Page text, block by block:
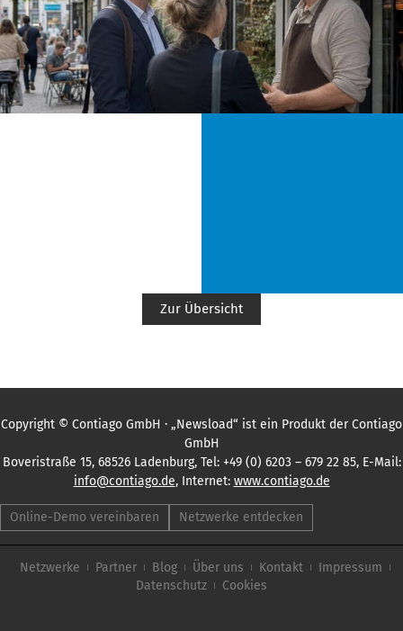
Zur Übersicht
Copyright © Contiago GmbH · „Newsload“ ist ein Produkt der Contiago
GmbH
Boveristraße 15, 68526 Ladenburg, Tel: +49 (0) 6203 – 679 22 85, E-Mail:
info@contiago.de, Internet: www.contiago.de
Online-Demo vereinbaren Netzwerke entdecken
Netzwerke Partner Blog Über uns Kontakt
Impressum
Datenschutz
Cookies